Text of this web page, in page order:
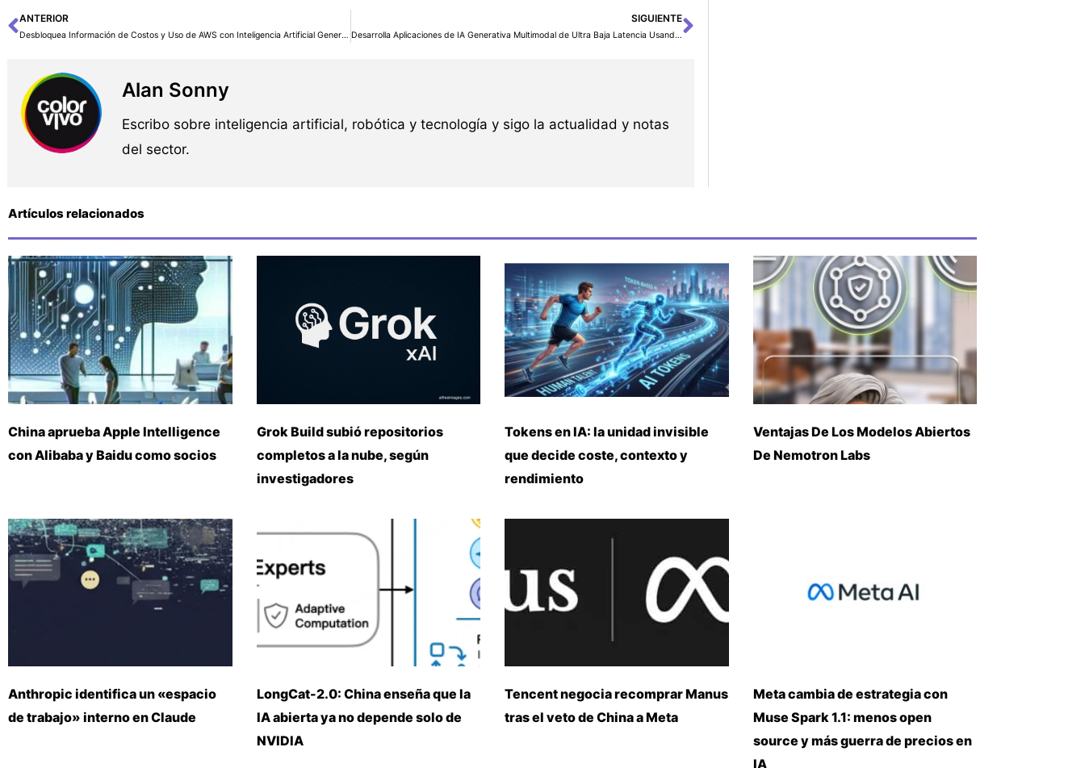
Ant
ANTERIOR
Desbloquea Información de Costos y Uso de AWS con Inteligencia Artificial Generativa Impulsada por Amazon Bedrock
SIGUIENTE
Desarrolla Aplicaciones de IA Generativa Multimodal de Ultra Baja Latencia Usando Routing de Sesiones Persistentes en Amazon SageMakerSiguiente
Alan Sonny
Escribo sobre inteligencia artificial, robótica y tecnología y sigo la actualidad y notas
del sector.
Artículos relacionados
China aprueba Apple Intelligence
con Alibaba y Baidu como socios
Grok Build subió repositorios
completos a la nube, según
investigadores
Tokens en IA: la unidad invisible
que decide coste, contexto y
rendimiento
Ventajas De Los Modelos Abiertos
De Nemotron Labs
Anthropic identifica un «espacio
de trabajo» interno en Claude
LongCat-2.0: China enseña que la
IA abierta ya no depende solo de
NVIDIA
Tencent negocia recomprar Manus
tras el veto de China a Meta
Meta cambia de estrategia con
Muse Spark 1.1: menos open
source y más guerra de precios en
IA